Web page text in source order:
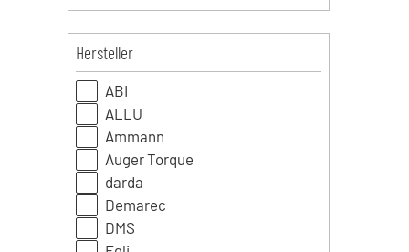
Hersteller
ABI
ALLU
Ammann
Auger Torque
darda
Demarec
DMS